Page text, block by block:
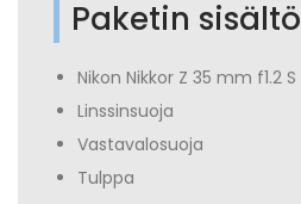
Paketin sisältö
Nikon Nikkor Z 35 mm f1.2 S
Linssinsuoja
Vastavalosuoja
Tulppa